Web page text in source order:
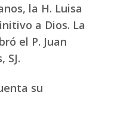
la H. Luisa
a Dios. La
el P. Juan
SJ.
su